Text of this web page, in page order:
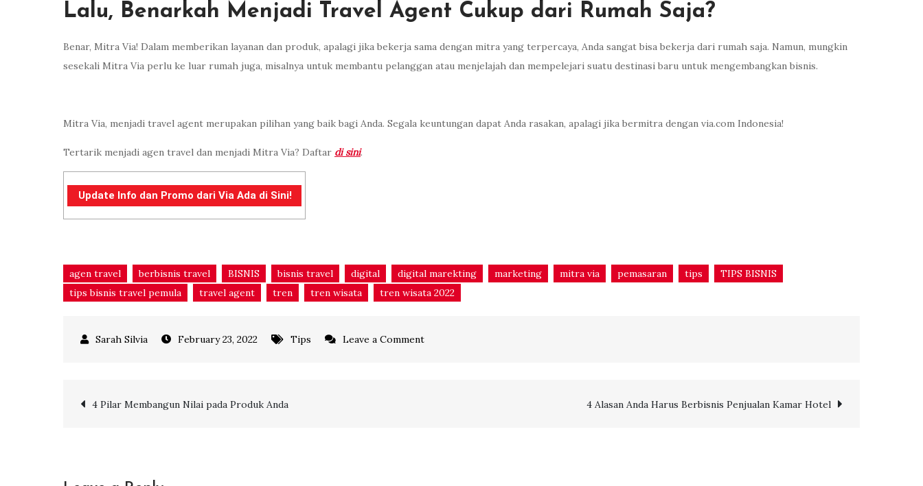
Lalu, Benarkah Menjadi Travel Agent Cukup dari Rumah Saja?
Benar, Mitra Via! Dalam memberikan layanan dan produk, apalagi jika bekerja sama dengan mitra yang terpercaya, Anda sangat bisa bekerja dari rumah saja. Namun, mungkin
sesekali Mitra Via perlu ke luar rumah juga, misalnya untuk membantu pelanggan atau menjelajah dan mempelejari suatu destinasi baru untuk mengembangkan bisnis.
Mitra Via, menjadi travel agent merupakan pilihan yang baik bagi Anda. Segala keuntungan dapat Anda rasakan, apalagi jika bermitra dengan via.com Indonesia!
Tertarik menjadi agen travel dan menjadi Mitra Via? Daftar di sini.
Update Info dan Promo dari Via Ada di Sini!
agen travel berbisnis travel BISNIS bisnis travel digital digital marekting marketing mitra via pemasaran tips
TIPS BISNIS
tips bisnis travel pemula
travel agent tren tren wisata tren wisata 2022
February 23, 2022 Tips Leave a Commenton
Post
4 Pilar Membangun Nilai pada Produk Anda 4 Alasan Anda Harus Berbisnis Penjualan Kamar Hotel